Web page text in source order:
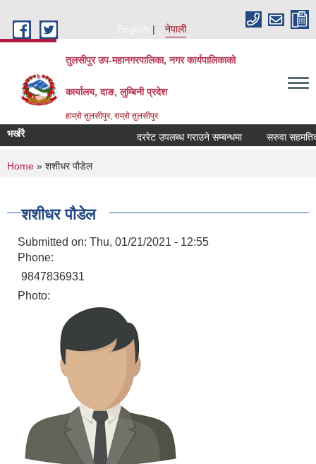
English
नेपाली
तुलसीपुर उप-महानगरपालिका, नगर कार्यपालिकाको
कार्यालय, दाङ, लुम्बिनी प्रदेश
हाम्रो तुलसीपुर, राम्रो तुलसीपुर
भर्खरै दररेट उपलब्ध गराउने सम्बन्धमा सरुवा
You are here
Home » शशीधर पौडेल
शशीधर पौडेल
Submitted on: Thu, 01/21/2021 - 12:55
Phone:
9847836931
Photo: